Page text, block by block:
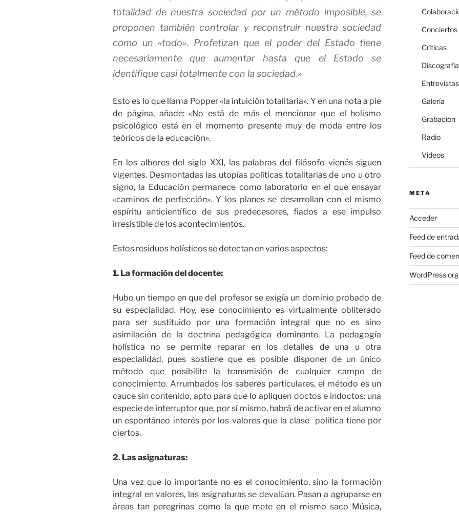
totalidad de nuestra sociedad por un método imposible, se
proponen también controlar y reconstruir nuestra sociedad
como un «todo». Profetizan que el poder del Estado tiene
necesariamente que aumentar hasta que el Estado se
identifique casi totalmente con la sociedad.»
Esto es lo que llama Popper «la intuición totalitaria». Y en una nota a pie
de página, añade: «No está de más el mencionar que el holismo
psicológico está en el momento presente muy de moda entre los
teóricos de la educación».
En los albores del siglo XXI, las palabras del filósofo vienés siguen
vigentes. Desmontadas las utopías políticas totalitarias de uno u otro
signo, la Educación permanece como laboratorio en el que ensayar
«caminos de perfección». Y los planes se desarrollan con el mismo
espíritu anticientífico de sus predecesores, fiados a ese impulso
irresistible de los acontecimientos.
Estos residuos holísticos se detectan en varios aspectos:
1. La formación del docente:
Hubo un tiempo en que del profesor se exigía un dominio probado de
su especialidad. Hoy, ese conocimiento es virtualmente obliterado
para ser sustituido por una formación integral que no es sino
asimilación de la doctrina pedagógica dominante. La pedagogía
holística no se permite reparar en los detalles de una u otra
especialidad, pues sostiene que es posible disponer de un único
método que posibilite la transmisión de cualquier campo de
conocimiento. Arrumbados los saberes particulares, el método es un
cauce sin contenido, apto para que lo apliquen doctos e indoctos: una
especie de interruptor que, por sí mismo, habrá de activar en el alumno
un espontáneo interés por los valores que la clase política tiene por
ciertos.
2. Las asignaturas:
Una vez que lo importante no es el conocimiento, sino la formación
integral en valores, las asignaturas se devalúan. Pasan a agruparse en
áreas tan peregrinas como la que mete en el mismo saco Música,
Conciertos
Críticas
Discografía
Entrevistas
Galería
Grabación
Radio
Videos
META
Acceder
Feed de
Feed de
WordPress.org